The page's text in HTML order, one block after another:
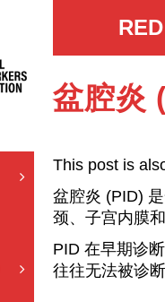
盆腔炎
This post is
盆腔炎 (PID)
颈、子宫内膜
PID 在早期诊
往往无法被诊